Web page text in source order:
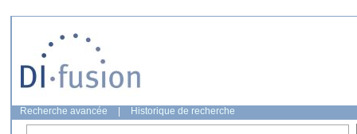
Recherche avancée Historique de recherche